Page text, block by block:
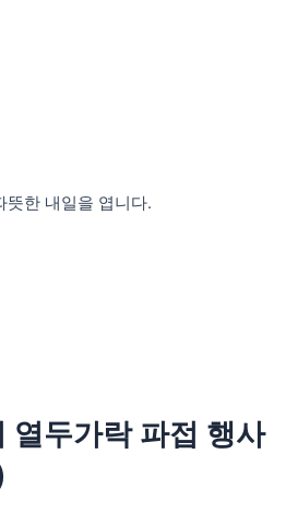
뜻한 내일을 엽니다.
두가락 파접 행사